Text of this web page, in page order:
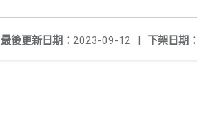
下架日期：
最後更新日期： 2023-09-12 |